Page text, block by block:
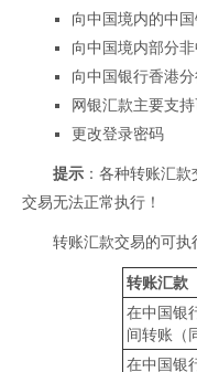
向中国境内的中
向中国境内部分
向中国银行香港
网银汇款主要支
更改登录密码
提示 ： 各种转账汇款
交易无法正常执行！
转账汇款交易的可执
转账汇款
在中国银
间转账（
在中国银